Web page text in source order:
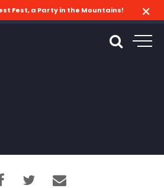
Fest, a Party in the Mountains!